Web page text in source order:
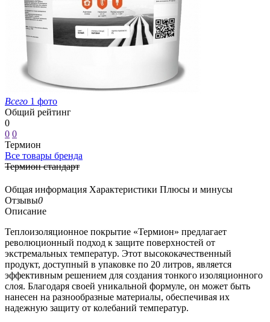
Всего 1 фото
Общий рейтинг
0
0 0
Термион
Все товары бренда
Термион стандарт
Общая информация Характеристики Плюсы и минусы
Отзывы0
Описание
Теплоизоляционное покрытие «Термион» предлагает
революционный подход к защите поверхностей от
экстремальных температур. Этот высококачественный
продукт, доступный в упаковке по 20 литров, является
эффективным решением для создания тонкого изоляционного
слоя. Благодаря своей уникальной формуле, он может быть
нанесен на разнообразные материалы, обеспечивая их
надежную защиту от колебаний температур.